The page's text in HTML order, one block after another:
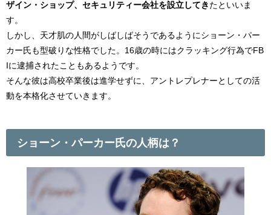
ザイン・ショップ、セキュリティー会社を設立してき たといいま
す。
しかし、天才肌の人間がしばしばそうであるようにショーン・パー
カー氏も型破りな性格でした。16歳の時にはクラッキング行為でFB
Iに逮捕されたこともあるようです。
そんな彼は高校卒業後は進学せずに、アントレプレナーとしての活
動を本格化させていきます。
ショーン・パーカー氏の人柄は？